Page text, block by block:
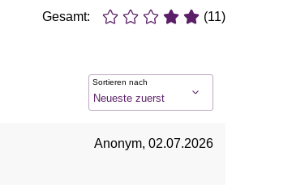
Gesamt: (11)
Sortieren nach
Anonym, 02.07.2026